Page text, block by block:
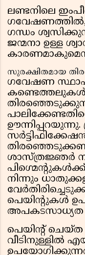
ലണ്ടനിലെ
ഗന്ധം
ജന്മനാ ഉള്ള
സുരക്ഷിതമായ
ഗവേഷണ
കണ്ടെത്തലുകൾ
ഊന്നിപ്പറയുന്നു.
ശാസ്ത്രജ്ഞർ
നിന്നും
പെയിന്റുകൾ
അപകടസാധ്യത
പെയിന്റ്
വീടിനുള്ളിൽ